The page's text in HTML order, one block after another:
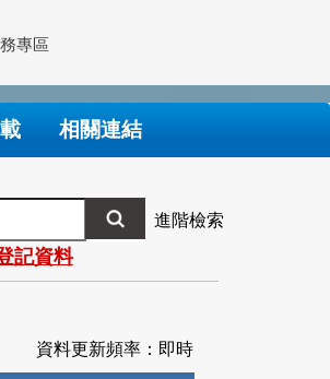
專區
相關連結
進階檢索
記資料
資料更新頻率：即時